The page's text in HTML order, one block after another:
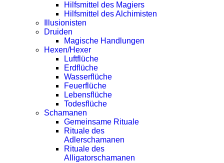
Hilfsmittel des Magiers
Hilfsmittel des Alchimisten
Illusionisten
Druiden
Magische Handlungen
Hexen/Hexer
Luftflüche
Erdflüche
Wasserflüche
Feuerflüche
Lebensflüche
Todesflüche
Schamanen
Gemeinsame Rituale
Rituale des
Adlerschamanen
Rituale des
Alligatorschamanen